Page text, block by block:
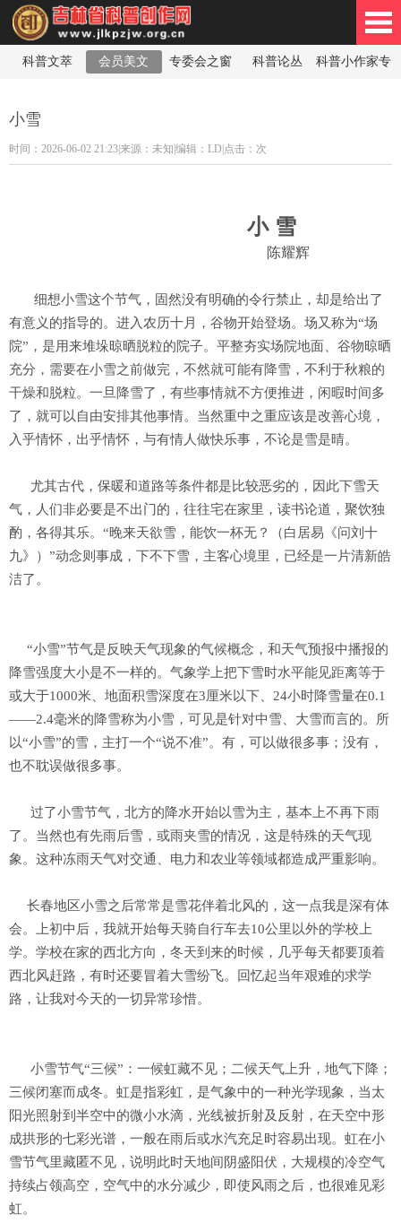
林省科普创作网
科普文萃 会员美文 专委会之窗 科普论丛
科普小作家专
小雪
时间：2026-06-02 21:23|来源：未知 编辑：LD |点击： 次
小 雪
陈耀辉
细想小雪这个节气，固然没有明确的令行禁止，却是给出了
有意义的指导的。进入农历十月，谷物开始登场。场又称为“场
院”，是用来堆垛晾晒脱粒的院子。平整夯实场院地面、谷物晾晒
充分，需要在小雪之前做完，不然就可能有降雪，不利于秋粮的
干燥和脱粒。一旦降雪了，有些事情就不方便推进，闲暇时间多
了，就可以自由安排其他事情。当然重中之重应该是改善心境，
入乎情怀，出乎情怀，与有情人做快乐事，不论是雪是晴。
尤其古代，保暖和道路等条件都是比较恶劣的，因此下雪天
气，人们非必要是不出门的，往往宅在家里，读书论道，聚饮独
酌，各得其乐。“晚来天欲雪，能饮一杯无？（白居易《问刘十
九》）”动念则事成，下不下雪，主客心境里，已经是一片清新皓
洁了。
“小雪”节气是反映天气现象的气候概念，和天气预报中播报的
降雪强度大小是不一样的。气象学上把下雪时水平能见距离等于
或大于1000米、地面积雪深度在3厘米以下、24小时降雪量在0.1
——2.4毫米的降雪称为小雪，可见是针对中雪、大雪而言的。所
以“小雪”的雪，主打一个“说不准”。有，可以做很多事；没有，
也不耽误做很多事。
过了小雪节气，北方的降水开始以雪为主，基本上不再下雨
了。当然也有先雨后雪，或雨夹雪的情况，这是特殊的天气现
象。这种冻雨天气对交通、电力和农业等领域都造成严重影响。
长春地区小雪之后常常是雪花伴着北风的，这一点我是深有体
会。上初中后，我就开始每天骑自行车去10公里以外的学校上
学。学校在家的西北方向，冬天到来的时候，几乎每天都要顶着
西北风赶路，有时还要冒着大雪纷飞。回忆起当年艰难的求学
路，让我对今天的一切异常珍惜。
小雪节气“三候”：一候虹藏不见；二候天气上升，地气下降；
三候闭塞而成冬。虹是指彩虹，是气象中的一种光学现象，当太
阳光照射到半空中的微小水滴，光线被折射及反射，在天空中形
成拱形的七彩光谱，一般在雨后或水汽充足时容易出现。虹在小
雪节气里藏匿不见，说明此时天地间阴盛阳伏，大规模的冷空气
持续占领高空，空气中的水分减少，即使风雨之后，也很难见彩
虹。